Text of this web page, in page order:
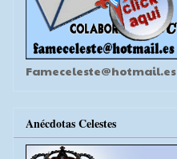
Fameceleste@hotmail.es
Anécdotas Celestes